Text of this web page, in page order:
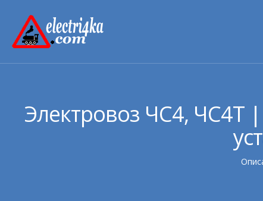
Электровоз ЧС4, ЧС4Т